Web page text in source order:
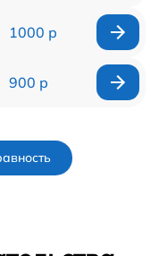
1000 р
900 р